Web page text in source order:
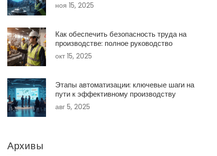
ноя 15, 2025
Как обеспечить безопасность труда на
производстве: полное руководство
окт 15, 2025
Этапы автоматизации: ключевые шаги на
пути к эффективному производству
авг 5, 2025
Архивы